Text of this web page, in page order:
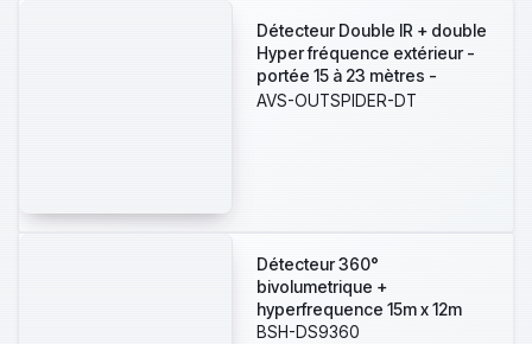
Détecteur Double IR + double
Hyper fréquence extérieur -
portée 15 à 23 mètres -
ouverture 90°- réglage
AVS-OUTSPIDER-DT
Détecteur 360°
bivolumetrique +
hyperfrequence 15m x 12m
BSH-DS9360